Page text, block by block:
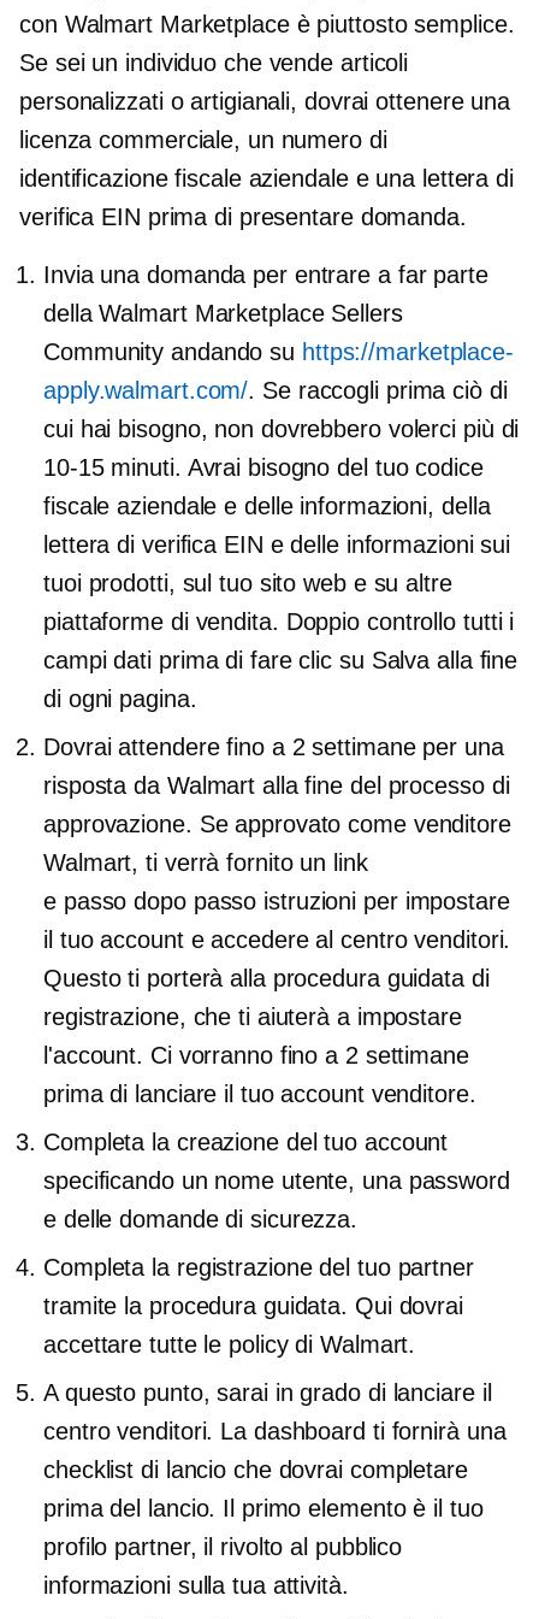
con Walmart Marketplace è piuttosto semplice.
Se sei un individuo che vende articoli
personalizzati o artigianali, dovrai ottenere una
licenza commerciale, un numero di
identificazione fiscale aziendale e una lettera di
verifica EIN prima di presentare domanda.
Invia una domanda per entrare a far parte
della Walmart Marketplace Sellers
Community andando su https://marketplace-
apply.walmart.com/. Se raccogli prima ciò di
cui hai bisogno, non dovrebbero volerci più di
10-15 minuti. Avrai bisogno del tuo codice
fiscale aziendale e delle informazioni, della
lettera di verifica EIN e delle informazioni sui
tuoi prodotti, sul tuo sito web e su altre
piattaforme di vendita. Doppio controllo tutti i
campi dati prima di fare clic su Salva alla fine
di ogni pagina.
Dovrai attendere fino a 2 settimane per una
risposta da Walmart alla fine del processo di
approvazione. Se approvato come venditore
Walmart, ti verrà fornito un link
e passo dopo passo istruzioni per impostare
il tuo account e accedere al centro venditori.
Questo ti porterà alla procedura guidata di
registrazione, che ti aiuterà a impostare
l'account. Ci vorranno fino a 2 settimane
prima di lanciare il tuo account venditore.
Completa la creazione del tuo account
specificando un nome utente, una password
e delle domande di sicurezza.
Completa la registrazione del tuo partner
tramite la procedura guidata. Qui dovrai
accettare tutte le policy di Walmart.
A questo punto, sarai in grado di lanciare il
centro venditori. La dashboard ti fornirà una
checklist di lancio che dovrai completare
prima del lancio. Il primo elemento è il tuo
profilo partner, il rivolto al pubblico
informazioni sulla tua attività.